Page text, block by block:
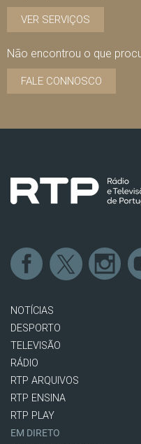
VER SERVIÇOS
Não encontrou o que
FALE CONNOSCO
NOTÍCIAS
DESPORTO
TELEVISÃO
RÁDIO
RTP ARQUIVOS
RTP ENSINA
RTP PLAY
EM DIRETO